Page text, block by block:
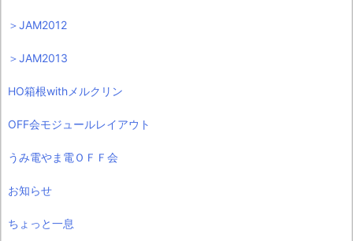
＞JAM2012
＞JAM2013
HO箱根withメルクリン
OFF会モジュールレイアウト
うみ電やま電ＯＦＦ会
お知らせ
ちょっと一息